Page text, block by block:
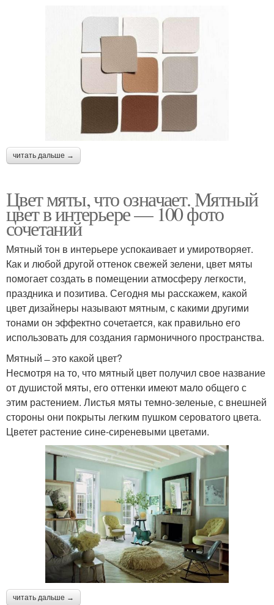
читать дальше →
Цвет мяты, что означает. Мятный
цвет в интерьере — 100 фото
сочетаний
Мятный тон в интерьере успокаивает и умиротворяет.
Как и любой другой оттенок свежей зелени, цвет мяты
помогает создать в помещении атмосферу легкости,
праздника и позитива. Сегодня мы расскажем, какой
цвет дизайнеры называют мятным, с какими другими
тонами он эффектно сочетается, как правильно его
использовать для создания гармоничного пространства.
Мятный ̶ это какой цвет?
Несмотря на то, что мятный цвет получил свое название
от душистой мяты, его оттенки имеют мало общего с
этим растением. Листья мяты темно-зеленые, с внешней
стороны они покрыты легким пушком сероватого цвета.
Цветет растение сине-сиреневыми цветами.
читать дальше →